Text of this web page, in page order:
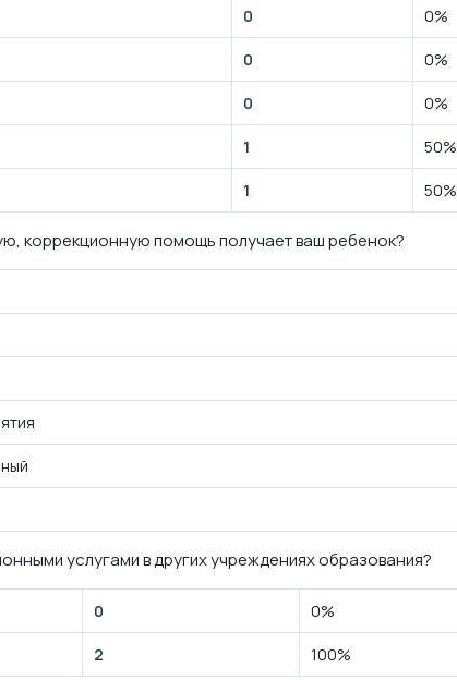
0 0%
0 0%
0 0%
1 50%
1 50%
коррекционную помощь получает ваш ребенок?
услугами в других учреждениях образования?
0 0%
2 100%